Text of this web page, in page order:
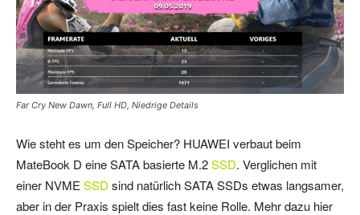
Far Cry New Dawn, Full HD, Niedrige Details
Wie steht es um den Speicher? HUAWEI verbaut beim
MateBook D eine SATA basierte M.2SSD. Verglichen mit
einer NVME SSD sind natürlich SATA SSDs etwas langsamer,
aber in der Praxis spielt dies fast keine Rolle. Mehr dazu hier